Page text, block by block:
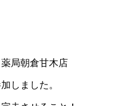
局朝倉甘木店
しました。